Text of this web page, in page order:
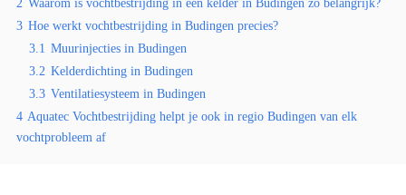
2 Waarom is vochtbestrijding in een kelder in Budingen zo belangrijk?
3 Hoe werkt vochtbestrijding in Budingen precies?
3.1 Muurinjecties in Budingen
3.2 Kelderdichting in Budingen
3.3 Ventilatiesysteem in Budingen
4 Aquatec Vochtbestrijding helpt je ook in regio Budingen van elk
vochtprobleem af